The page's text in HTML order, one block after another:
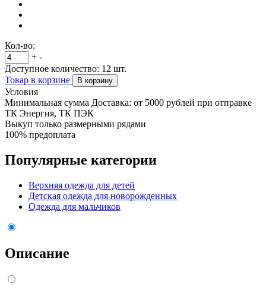
Кол-во:
+ -
Доступное количество: 12 шт.
Товар в корзине
В корзину
Условия
Минимальная сумма Доставка: от 5000 рублей при отправке
ТК Энергия, ТК ПЭК
Выкуп только размерными рядами
100% предоплата
Популярные категории
Верхняя одежда для детей
Детская одежда для новорожденных
Одежда для мальчиков
Описание